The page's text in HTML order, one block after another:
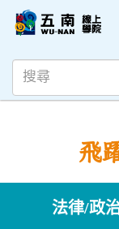
飛
法律/政